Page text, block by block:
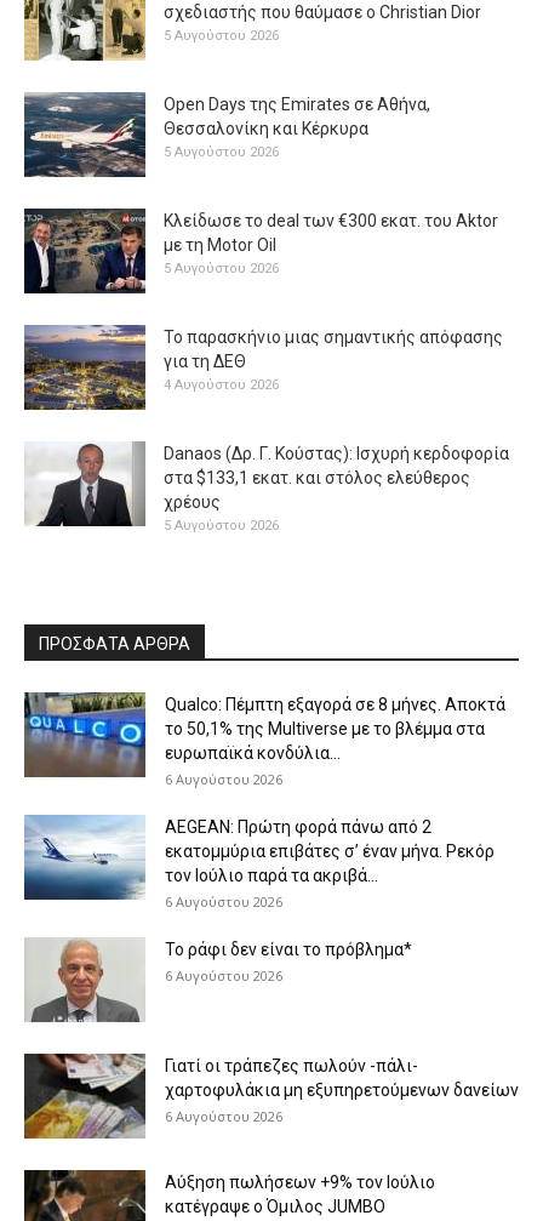
σχεδιαστής που θαύμασε ο Christian Dior
5 Αυγούστου 2026
Open Days της Emirates σε Αθήνα,
Θεσσαλονίκη και Κέρκυρα
5 Αυγούστου 2026
Κλείδωσε το deal των €300 εκατ. του Aktor
με τη Μotor Oil
5 Αυγούστου 2026
Το παρασκήνιο μιας σημαντικής απόφασης
για τη ΔΕΘ
4 Αυγούστου 2026
Danaos (Δρ. Γ. Κούστας): Ισχυρή κερδοφορία
στα $133,1 εκατ. και στόλος ελεύθερος
χρέους
5 Αυγούστου 2026
ΠΡΟΣΦΑΤΑ ΑΡΘΡΑ
Qualco: Πέμπτη εξαγορά σε 8 μήνες. Aποκτά
το 50,1% της Multiverse με το βλέμμα στα
ευρωπαϊκά κονδύλια...
6 Αυγούστου 2026
AEGEAN: Πρώτη φορά πάνω από 2
εκατομμύρια επιβάτες σ’ έναν μήνα. Ρεκόρ
τον Ιούλιο παρά τα ακριβά...
6 Αυγούστου 2026
Το ράφι δεν είναι το πρόβλημα*
6 Αυγούστου 2026
Γιατί οι τράπεζες πωλούν -πάλι-
χαρτοφυλάκια μη εξυπηρετούμενων δανείων
6 Αυγούστου 2026
Aύξηση πωλήσεων +9% τον Ιούλιο
κατέγραψε ο Όμιλος JUMBO